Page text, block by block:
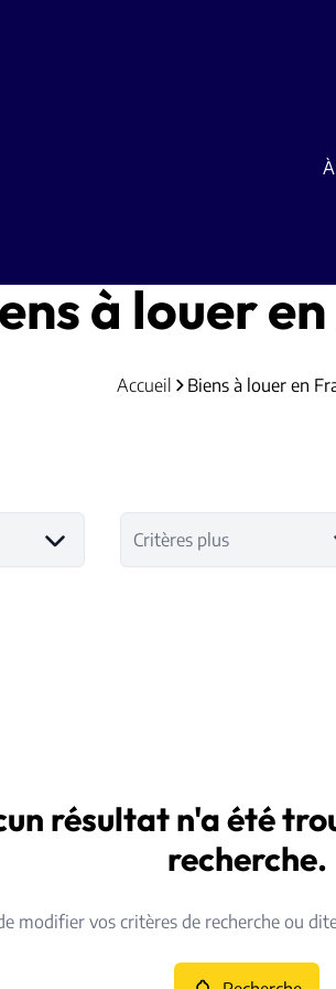
à louer
Accueil Biens à louer en
Critères plus
résultat n'a été
recherche.
modifier vos critères de recherche ou